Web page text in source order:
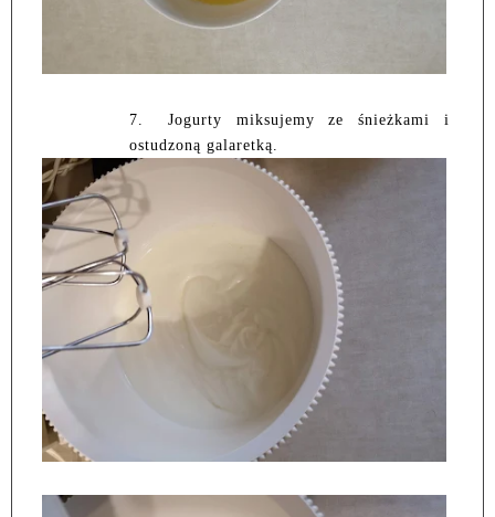
7.
Jogurty miksujemy ze śnieżkami i
ostudzoną galaretką.